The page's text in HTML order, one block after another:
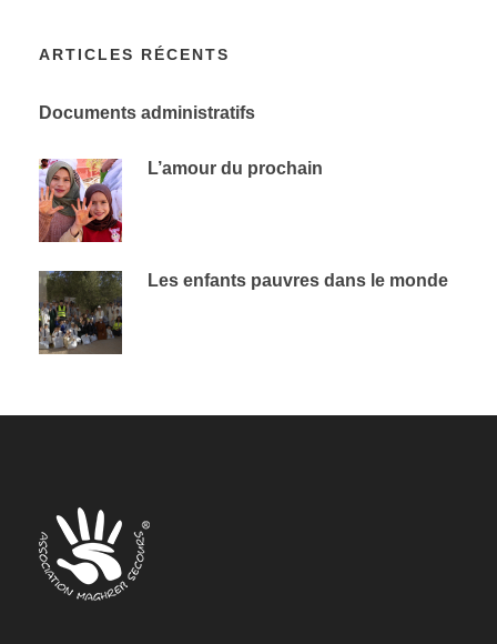
ARTICLES RÉCENTS
Documents administratifs
L’amour du prochain
Les enfants pauvres dans le monde